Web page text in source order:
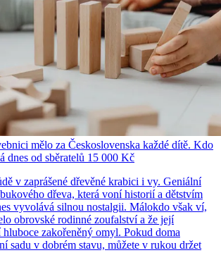
mělo za Československa každé dítě. Kdo
dnes od sběratelů 15 000 Kč
v zaprášené dřevěné krabici i vy. Geniální
dřeva, která voní historií a dětstvím
vyvolává silnou nostalgii. Málokdo však ví,
obrovské rodinné zoufalství a že její
zakořeněný omyl. Pokud doma
sadu v dobrém stavu, můžete v rukou držet